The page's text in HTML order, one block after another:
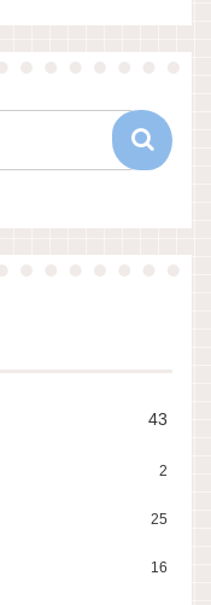
43
2
25
16